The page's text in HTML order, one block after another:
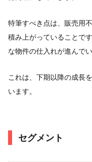
特筆すべき点は、販売用
積み上がっていることで
な物件の仕入れが進んでい
これは、下期以降の成長
います。
セグメント